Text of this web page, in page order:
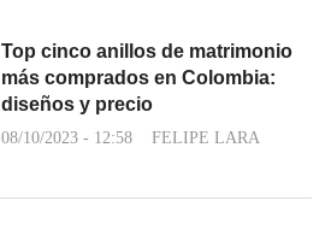
Top cinco anillos de matrimonio
más comprados en Colombia:
diseños y precio
08/10/2023 - 12:58 FELIPE LARA